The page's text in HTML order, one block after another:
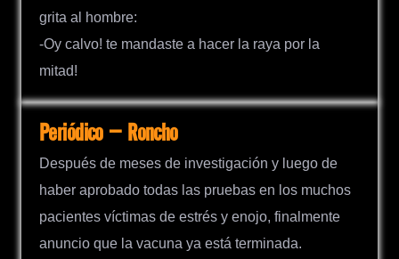
grita al hombre:
-Oy calvo! te mandaste a hacer la raya por la
mitad!
Periódico – Roncho
Después de meses de investigación y luego de
haber aprobado todas las pruebas en los muchos
pacientes víctimas de estrés y enojo, finalmente
anuncio que la vacuna ya está terminada.